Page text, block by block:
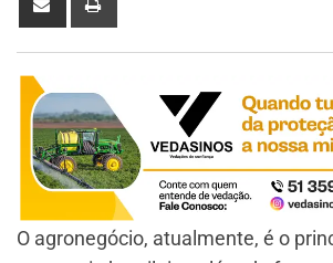
O agronegócio, atualmente, é o